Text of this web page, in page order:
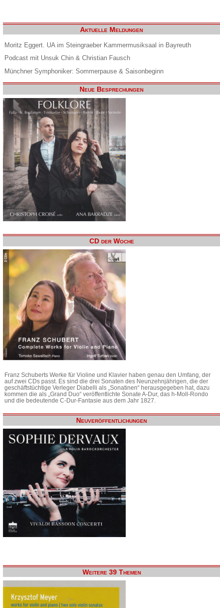
Aktuelle Meldungen
Moritz Eggert. UA im Steingraeber Kammermusiksaal in Bayreuth
Podcast mit Unsuk Chin & Christian Fausch
Münchner Symphoniker: Sommerpause & Saisonbeginn
Neue Besprechungen
CD der Woche
Franz Schuberts Werke für Violine und Klavier haben genau den Umfang, der
auf zwei CDs passt. Es sind die drei Sonaten des Neunzehnjährigen, die der
geschäftstüchtige Verleger Diabelli als „Sonatinen“ herausgegeben hat, dazu
kommen die als „Grand Duo“ veröffentlichte Sonate A-Dur, das h-Moll-Rondo
und die bedeutende C-Dur-Fantasie aus dem Jahr 1827.
Neuveröffentlichungen
Weitere 39 Themen